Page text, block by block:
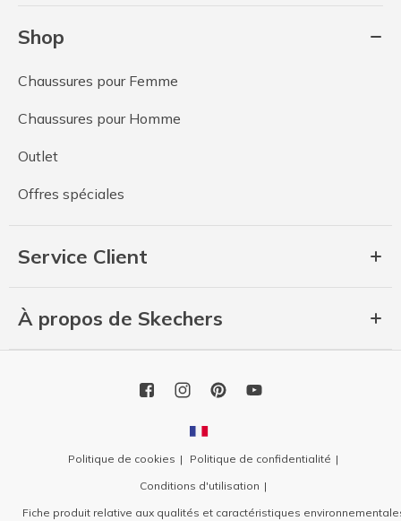
Shop
Chaussures pour Femme
Chaussures pour Homme
Outlet
Offres spéciales
Service Client
À propos de Skechers
Politique de cookies
Politique de confidentialité
Conditions d'utilisation
Fiche produit relative aux qualités et caractéristiques